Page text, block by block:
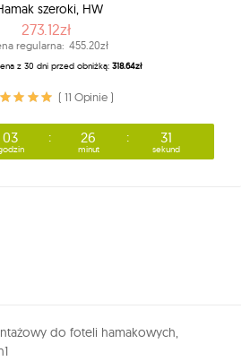
szeroki, HW
273.12zł
regularna: 455.20zł
z 30 dni przed obniżką: 318.64zł
( 11 Opinie )
03 26
minut
29
sekund
do foteli hamakowych,